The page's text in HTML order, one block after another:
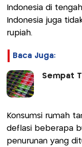
Indonesia di
Indonesia juga
rupiah.
Baca Juga:
Sempat
Konsumsi rumah
deflasi beberapa
penurunan yang